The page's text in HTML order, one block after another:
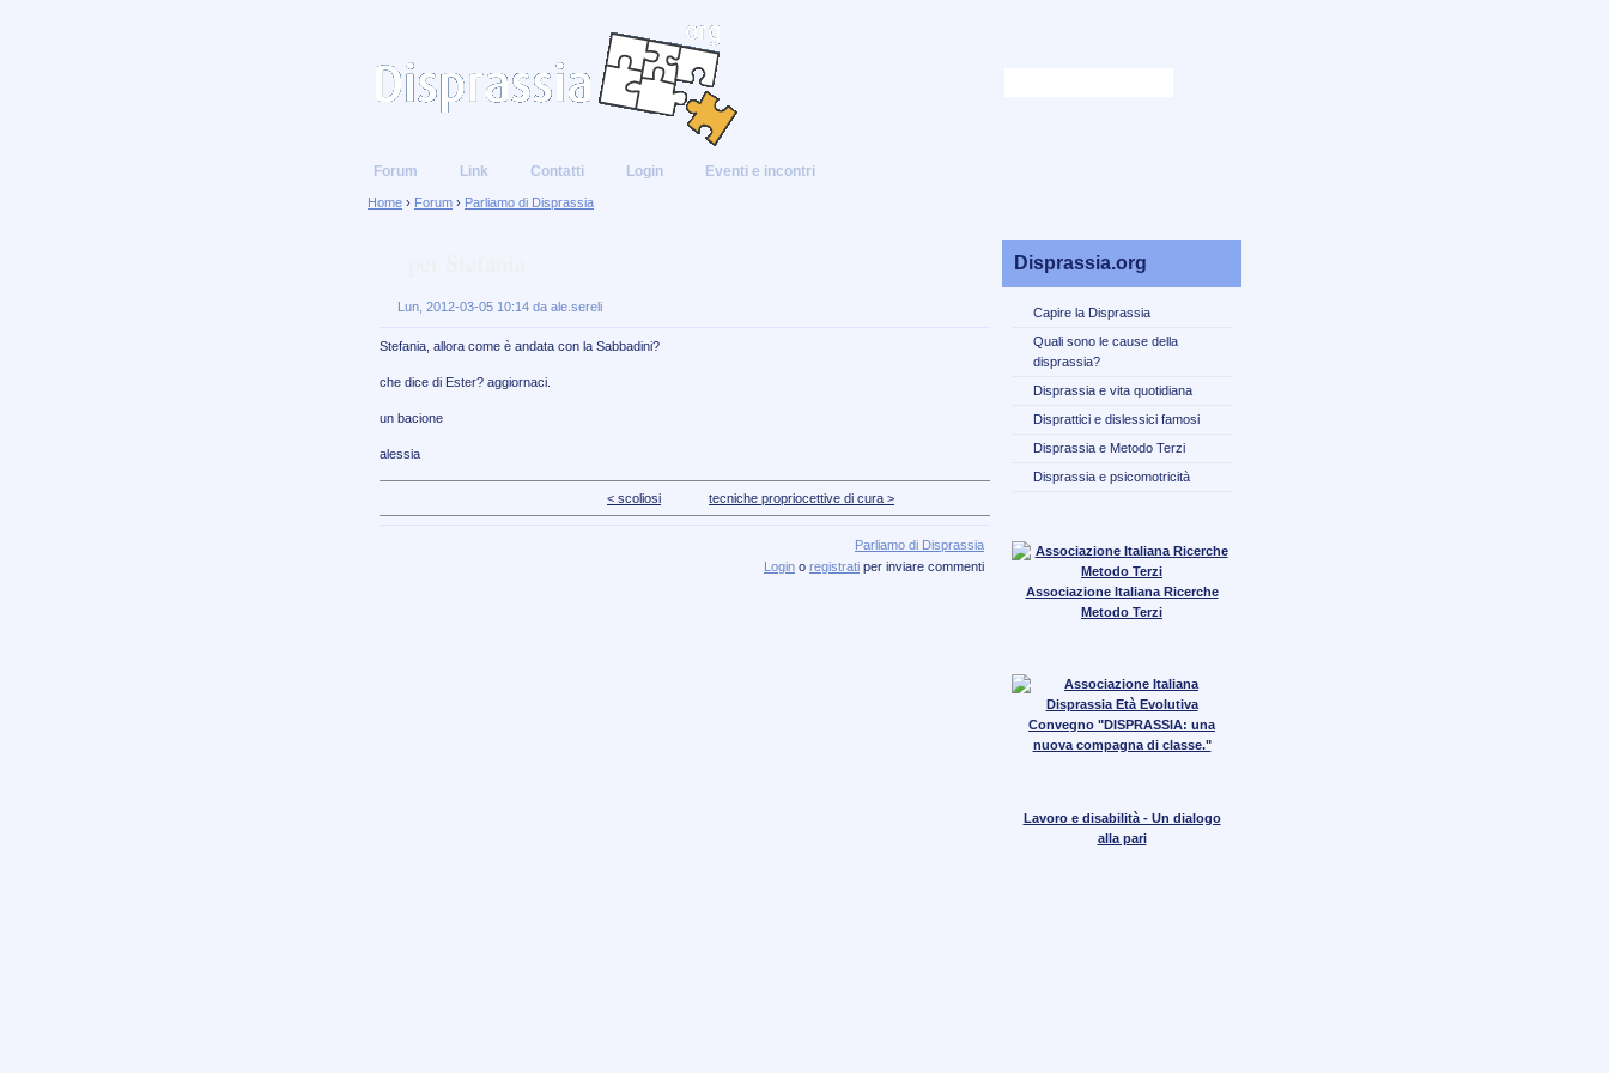
Forum Link Contatti Login Eventi e incontri
Home › Forum › Parliamo di Disprassia
Lun, 2012-03-05 10:14 da ale.sereli
Stefania, allora come è andata con la Sabbadini?
che dice di Ester? aggiornaci.
un bacione
alessia
< scoliosi tecniche propriocettive di cura >
Parliamo di Disprassia
Login o registrati per inviare commenti
Disprassia.org
Capire la Disprassia
Quali sono le cause della
disprassia?
Disprassia e vita quotidiana
Disprattici e dislessici famosi
Disprassia e Metodo Terzi
Disprassia e psicomotricità
Associazione Italiana Ricerche
Metodo Terzi
Convegno "DISPRASSIA: una
nuova compagna di classe."
Lavoro e disabilità - Un dialogo
alla pari